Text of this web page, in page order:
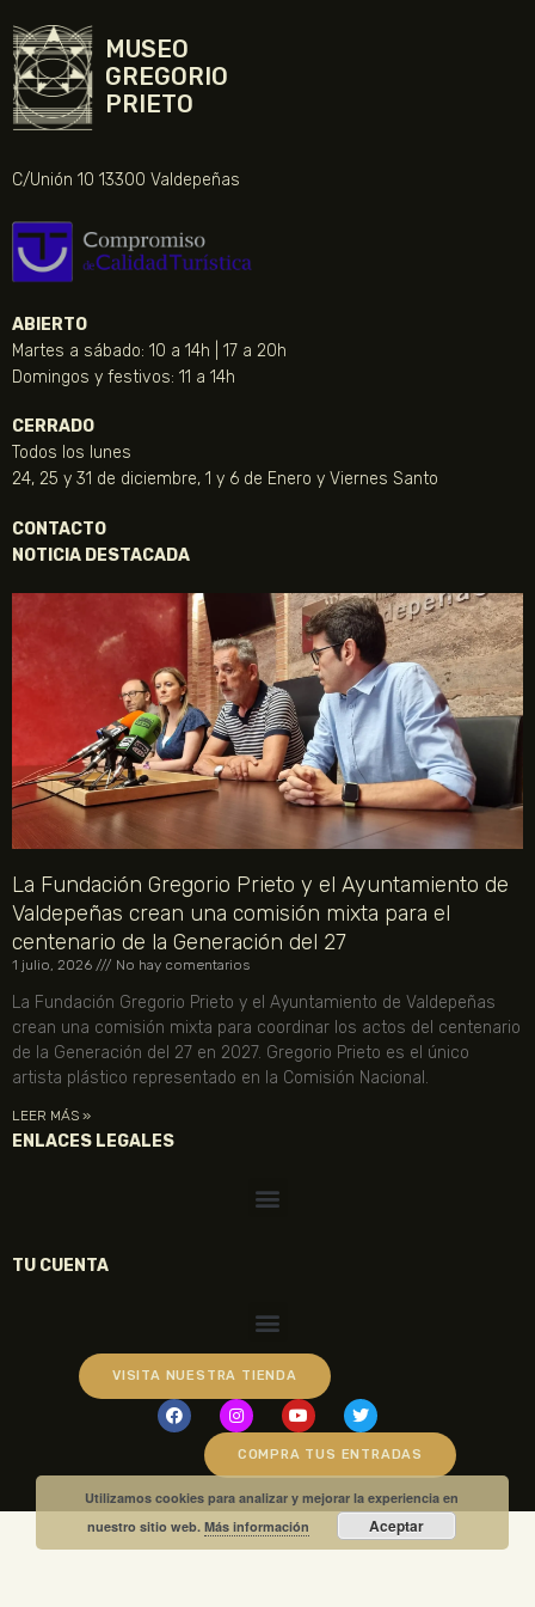
MUSEO
GREGORIO
PRIETO
C/Unión 10 13300 Valdepeñas
ABIERTO
Martes a sábado: 10 a 14h | 17 a 20h
Domingos y festivos: 11 a 14h
CERRADO
Todos los lunes
24, 25 y 31 de diciembre, 1 y 6 de Enero y Viernes Santo
CONTACTO
NOTICIA DESTACADA
La Fundación Gregorio Prieto y el Ayuntamiento de
Valdepeñas crean una comisión mixta para el
centenario de la Generación del 27
1 julio, 2026 No hay comentarios
La Fundación Gregorio Prieto y el Ayuntamiento de Valdepeñas
crean una comisión mixta para coordinar los actos del centenario
de la Generación del 27 en 2027. Gregorio Prieto es el único
artista plástico representado en la Comisión Nacional.
LEER MÁS »
ENLACES LEGALES
TU CUENTA
VISITA NUESTRA TIENDA
COMPRA TUS ENTRADAS
Utilizamos cookies para analizar y mejorar la experiencia en
nuestro sitio web.Más información Aceptar